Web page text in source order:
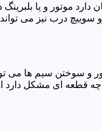
موتور و یا بلبرینگ
سوییچ درب نیز می
سوختن سیم ها می
قطعه ای مشکل دارد